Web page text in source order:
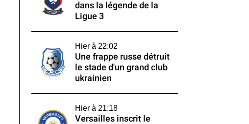
dans la légende de la
Ligue 3
Hier à 22:02
Une frappe russe détruit
le stade d'un grand club
ukrainien
Hier à 21:18
Versailles inscrit le